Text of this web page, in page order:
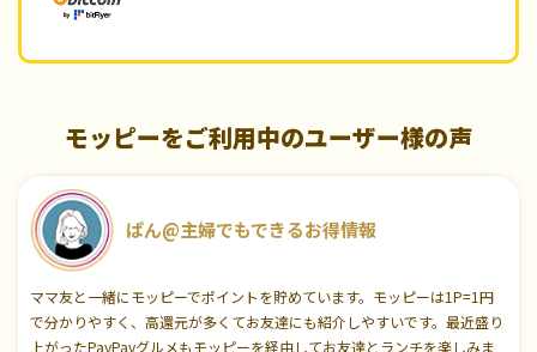
モッピーをご利用中のユーザー様の声
ぱん@主婦でもできるお得情報
ママ友と一緒にモッピーでポイントを貯めています。モッピーは1P=1円
で分かりやすく、高還元が多くてお友達にも紹介しやすいです。最近盛り
上がったPayPayグルメもモッピーを経由してお友達とランチを楽しみま